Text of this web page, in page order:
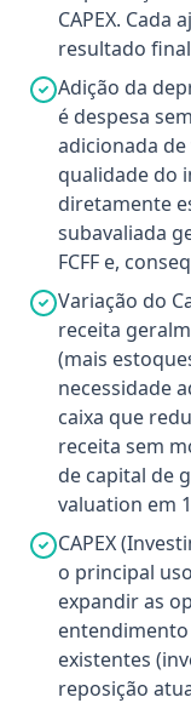
CAPEX.
resultado
Adição da
é despesa
adicionada de
qualidade do
diretamente
subavaliada
FCFF e,
Variação do
receita
(mais
necessidade
caixa que
receita sem
de capital de
valuation em
CAPEX
o principal
expandir as
existentes
reposição